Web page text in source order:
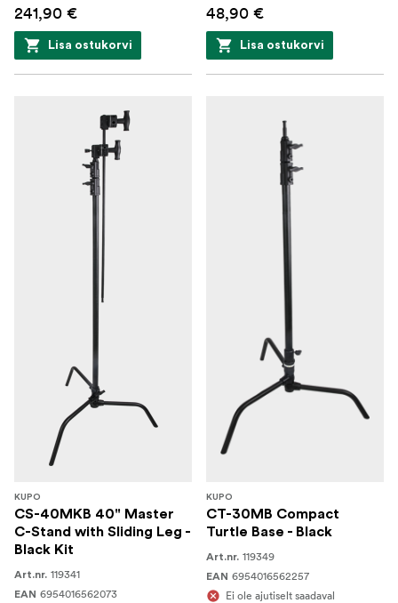
241,90 €
Lisa ostukorvi
48,90 €
Lisa ostukorvi
KUPO
CS-40MKB 40" Master
C-Stand with Sliding Leg -
Black Kit
Art.nr. 119341
EAN 6954016562073
KUPO
CT-30MB Compact
Turtle Base - Black
Art.nr. 119349
EAN 6954016562257
Ei ole ajutiselt saadaval